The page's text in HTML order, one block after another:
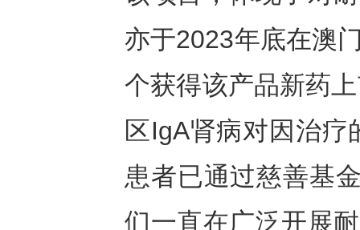
亦于2023年底在澳
个获得该产品新药
区IgA肾病对因治
患者已通过慈善基
们一直在广泛开展